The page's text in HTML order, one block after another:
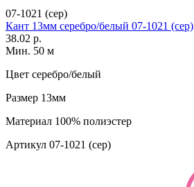
07-1021 (сер)
Кант 13мм серебро/белый 07-1021 (сер)
38.02 р.
Мин. 50 м
Цвет серебро/белый
Размер 13мм
Материал 100% полиэстер
Артикул 07-1021 (сер)